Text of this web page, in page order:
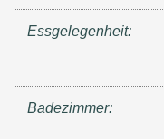
Essgelegenheit:
Badezimmer: